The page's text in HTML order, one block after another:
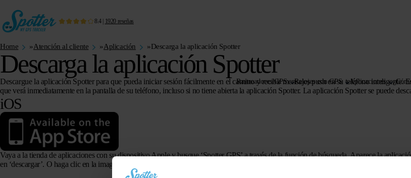
8.4| 1920 reseñas
Rastreadores GPS Relojes con GPS Aplicaciones
Home »Atención al cliente »Aplicación »Descarga la aplicación Spotter
Descarga la aplicación Spotter
Descargue la aplicación Spotter para que pueda iniciar sesión fácilmente en el camino y recibir mensajes push en su teléfono inteligente.
que verá inmediatamente en la pantalla de su teléfono, incluso si no tiene abierta la aplicación Spotter. La aplicación Spotter se puede
iOS
Vaya a la tienda de aplicaciones con su dispositivo Apple y busque ‘Spotter GPS’ a través de la función de búsqueda. Aparece la
en ‘descargar’. O haga clic en la imagen a continuación para descargar la aplicación directamente a su dispositivo Apple.